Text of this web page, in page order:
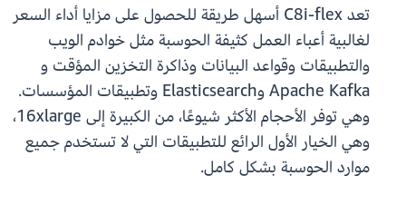
تعد C8i-flex أسهل طريقة للحصول على مزايا أداء السعر
لغالبية أعباء العمل كثيفة الحوسبة مثل خوادم الويب
والتطبيقات وقواعد البيانات وذاكرة التخزين المؤقت و
Apache Kafka وElasticsearch وتطبيقات المؤسسات.
وهي توفر الأحجام الأكثر شيوعًا، من الكبيرة إلى 16xlarge،
وهي الخيار الأول الرائع للتطبيقات التي لا تستخدم جميع
موارد الحوسبة بشكل كامل.